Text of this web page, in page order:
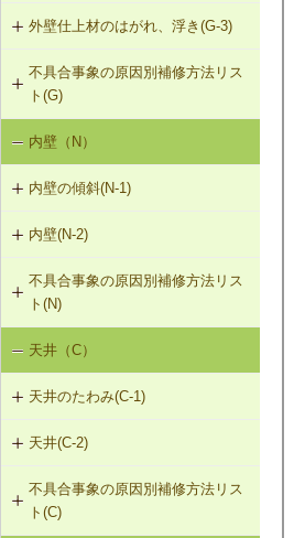
物により補強
F-1-109 土台の交換
F-1-110 束立てによる大引きの補強
F-1-111 大引きの補修
F-1-112 根太掛けの補修
F-1-501 大引きの交換
F-1-502 束の交換
F-1-503 束石の再設置
G-1-102 耐力壁（筋かい）の新設
G-1-103 筋かいの補強・緊結部補強
G-2-101 モルタル塗替え（下地込
み）
G-2-102 モルタル塗替え
G-2-501 ひび割れ改修工法（外壁
部）
部）
外壁仕上材のはがれ、浮き(G-3)
G-3-101 サイディングの張替え
G-3-102 板張りの張替え（下見板張
り）
G-3-501 サイディングのひび割れの
補修
不具合事象の原因別補修方法リス
ト(G)
外壁の傾斜（G-1）
外壁のひび割れ・欠損（G-2）
外壁仕上材のはがれ、浮き（G-3）
内壁（N）
内壁の傾斜(N-1)
N-1-001 下地材・仕上材の取替え
（内壁部）
内壁(N-2)
N-2-001 仕上材の張替え（内壁部）
不具合事象の原因別補修方法リス
ト(N)
内壁の傾斜（N-1）
天井（C）
天井のたわみ(C-1)
C-1-101 天井の張替え
天井(C-2)
C-2-001 天井仕上材の張替え
不具合事象の原因別補修方法リス
ト(C)